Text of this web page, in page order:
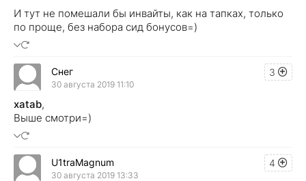
И тут не помешали бы инвайты, как на тапках, только
по проще, без набора сид бонусов=)
3
Снег
30 августа 2019 11:10
xatab,
Выше смотри=)
4
U1traMagnum
30 августа 2019 13:33